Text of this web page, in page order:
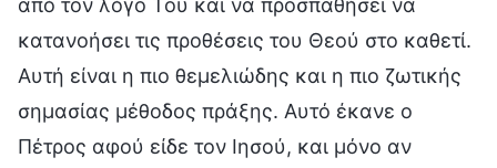
κατανοήσει τις προθέσεις του Θεού στο καθετί.
Αυτή είναι η πιο θεμελιώδης και η πιο ζωτικής
σημασίας μέθοδος πράξης. Αυτό έκανε ο
Πέτρος αφού είδε τον Ιησού, και μόνο αν